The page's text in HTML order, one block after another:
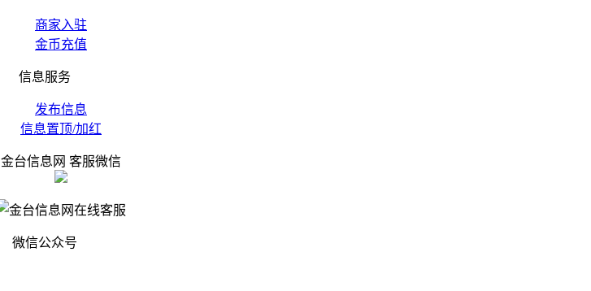
商家入驻
金币充值
信息服务
发布信息
信息置顶/加红
金台信息网 客服微信
微信公众号